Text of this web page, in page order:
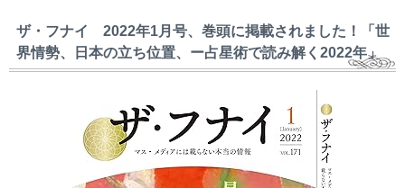
ザ・フナイ 2022年1月号、巻頭に掲載されました！「世
界情勢、日本の立ち位置、ー占星術で読み解く2022年」